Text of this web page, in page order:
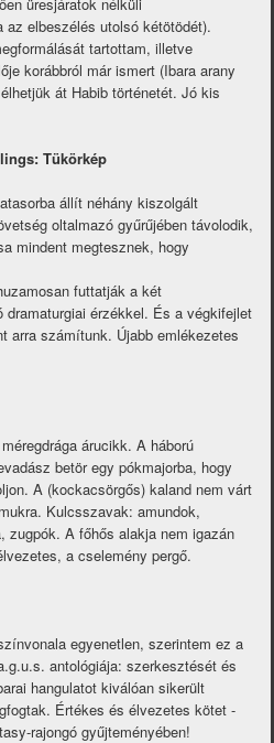
elbeszélés utolsó kétötödét).
tartottam, illetve
korábbról már ismert (Ibara arany
át Habib történetét. Jó kis
Tükörkép
állít néhány kiszolgált
oltalmazó gyűrűjében távolodik,
mindent megtesznek, hogy
futtatják a két
érzékkel. És a végkifejlet
arra számítunk. Újabb emlékezetes
árucikk. A háború
betör egy pókmajorba, hogy
A (kockacsörgős) kaland nem várt
Kulcsszavak: amundok,
zugpók. A főhős alakja nem igazán
a cselemény pergő.
egyenetlen, szerintem ez a
antológiája: szerkesztését és
hangulatot kiválóan sikerült
Értékes és élvezetes kötet -
rajongó gyűjteményében!